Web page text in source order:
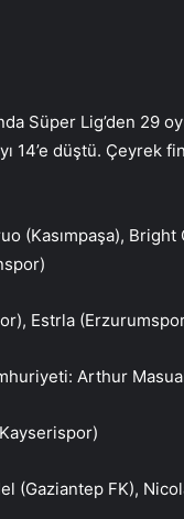
Süper Lig’den 29
14’e düştü. Çeyrek
(Kasımpaşa),
Estrla
Arthur
(Gaziantep FK),